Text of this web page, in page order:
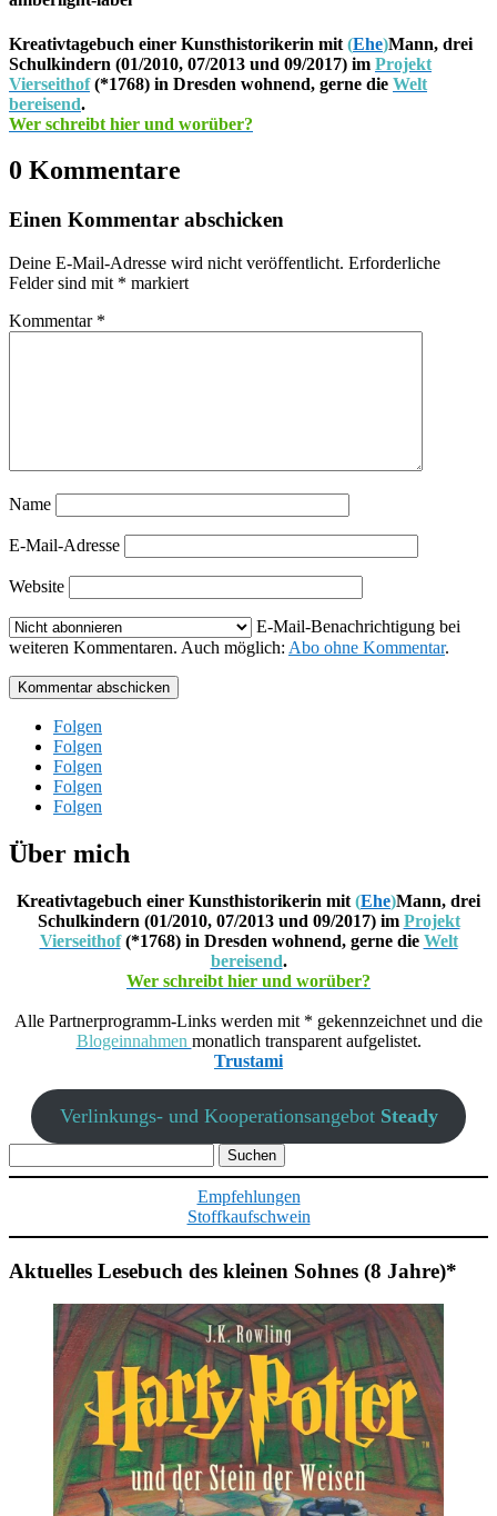
Kreativtagebuch einer Kunsthistorikerin mit (Ehe)Mann, drei
Schulkindern (01/2010, 07/2013 und 09/2017) im Projekt
Vierseithof(*1768) in Dresden wohnend, gerne die Welt
bereisend.
Wer schreibt hier und worüber?
0 Kommentare
Einen Kommentar abschicken
Deine E-Mail-Adresse wird nicht veröffentlicht. Erforderliche
Felder sind mit * markiert
Kommentar *
Name
E-Mail-Adresse
Website
E-Mail-Benachrichtigung bei
weiteren Kommentaren. Auch möglich: Abo ohne Kommentar.
Kommentar abschicken
Folgen
Folgen
Folgen
Folgen
Folgen
Über mich
Kreativtagebuch einer Kunsthistorikerin mit (Ehe)Mann, drei
Schulkindern (01/2010, 07/2013 und 09/2017) im Projekt
Vierseithof(*1768) in Dresden wohnend, gerne die Welt
bereisend.
Wer schreibt hier und worüber?
Alle Partnerprogramm-Links werden mit * gekennzeichnet und die
Blogeinnahmen monatlich transparent aufgelistet.
Trustami
Verlinkungs- und Kooperationsangebot Steady
nach:
Empfehlungen
Stoffkaufschwein
Aktuelles Lesebuch des kleinen Sohnes (8 Jahre)*